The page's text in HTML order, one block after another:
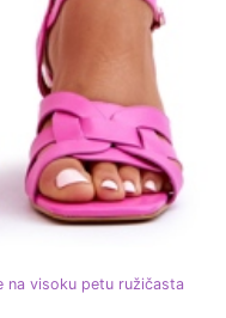
na visoku petu ružičasta